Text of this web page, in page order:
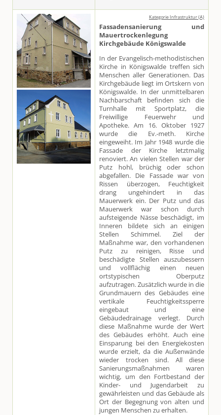
Kategorie Infrastruktur (A)
Fassadensanierung und
Mauertrockenlegung
Kirchgebäude Königswalde
In der Evangelisch-methodistischen
Kirche in Königswalde treffen sich
Menschen aller Generationen. Das
Kirchgebäude liegt im Ortskern von
Königswalde. In der unmittelbaren
Nachbarschaft befinden sich die
Turnhalle mit Sportplatz, die
Freiwillige Feuerwehr und
Apotheke. Am 16. Oktober 1927
wurde die Ev.-meth. Kirche
eingeweiht. Im Jahr 1948 wurde die
Fassade der Kirche letztmalig
renoviert. An vielen Stellen war der
Putz hohl, brüchig oder schon
abgefallen. Die Fassade war von
Rissen überzogen, Feuchtigkeit
drang ungehindert in das
Mauerwerk ein. Der Putz und das
Mauerwerk war schon durch
aufsteigende Nässe beschädigt, im
Inneren bildete sich an einigen
Stellen Schimmel. Ziel der
Maßnahme war, den vorhandenen
Putz zu reinigen, Risse und
beschädigte Stellen auszubessern
und vollflächig einen neuen
ortstypischen Oberputz
aufzutragen. Zusätzlich wurde in die
Grundmauern des Gebäudes eine
vertikale Feuchtigkeitssperre
eingebaut und eine
Gebäudedrainage verlegt. Durch
diese Maßnahme wurde der Wert
des Gebäudes erhöht. Auch eine
Einsparung bei den Energiekosten
wurde erzielt, da die Außenwände
wieder trocken sind. All diese
Sanierungsmaßnahmen waren
wichtig, um den Fortbestand der
Kinder- und Jugendarbeit zu
gewährleisten und das Gebäude als
Ort der Begegnung von alten und
jungen Menschen zu erhalten.